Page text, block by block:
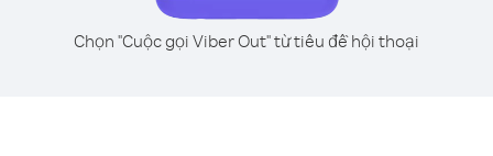
Chọn "Cuộc gọi Viber Out" từ tiêu đề hội thoại